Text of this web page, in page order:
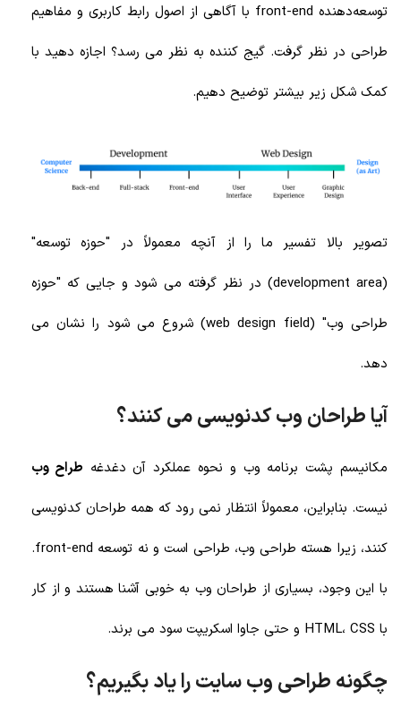
توسعه‌دهنده
front-end با آگاهی از اصول رابط کاربری و مفاهیم
طراحی در نظر گرفت. گیج کننده به نظر می رسد؟ اجازه دهید با
کمک شکل زیر بیشتر توضیح دهیم.
تصویر بالا تفسیر ما را از آنچه معمولاً در "حوزه توسعه"
(development area)
در نظر گرفته می شود و جایی که "حوزه
طراحی وب" (web design field)
شروع می شود را نشان می
دهد.
آیا طراحان وب کدنویسی می کنند؟
مکانیسم پشت برنامه وب و نحوه عملکرد آن دغدغه طراح وب
نیست. بنابراین، معمولاً انتظار نمی رود که همه طراحان کدنویسی
کنند، زیرا هسته طراحی وب، طراحی است و نه توسعه front-end.
با این وجود، بسیاری از طراحان وب به خوبی آشنا هستند و از کار
با HTML، CSS و حتی جاوا اسکریپت سود می برند.
چگونه طراحی وب سایت را یاد بگیریم؟